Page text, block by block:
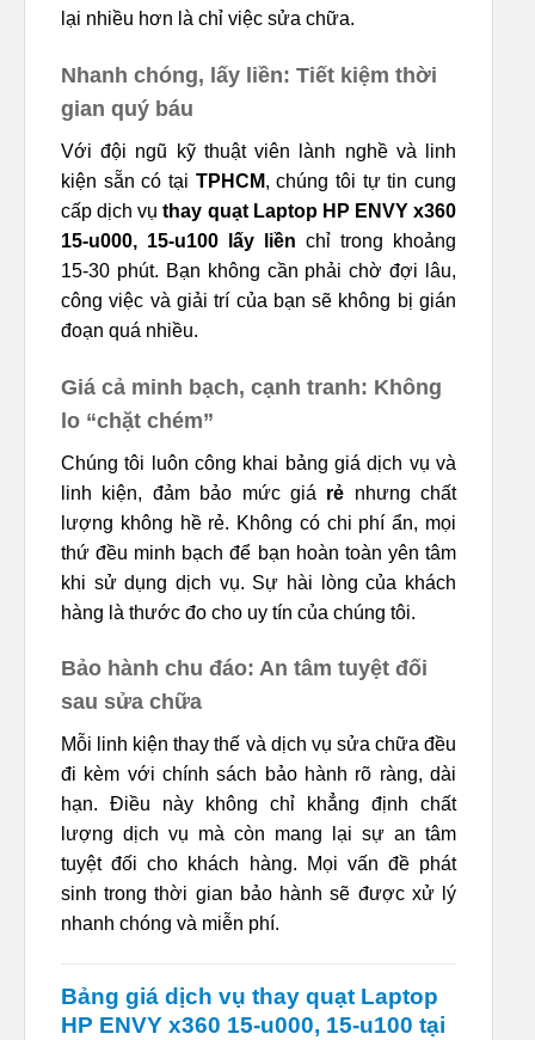
lại nhiều hơn là chỉ việc sửa chữa.
Nhanh chóng, lấy liền: Tiết kiệm thời
gian quý báu
Với đội ngũ kỹ thuật viên lành nghề và linh
kiện sẵn có tại TPHCM, chúng tôi tự tin cung
cấp dịch vụthay quạt Laptop HP ENVY x360
15-u000, 15-u100 lấy liền chỉ trong khoảng
15-30 phút. Bạn không cần phải chờ đợi lâu,
công việc và giải trí của bạn sẽ không bị gián
đoạn quá nhiều.
Giá cả minh bạch, cạnh tranh: Không
lo “chặt chém”
Chúng tôi luôn công khai bảng giá dịch vụ và
linh kiện, đảm bảo mức giá rẻ nhưng chất
lượng không hề rẻ. Không có chi phí ẩn, mọi
thứ đều minh bạch để bạn hoàn toàn yên tâm
khi sử dụng dịch vụ. Sự hài lòng của khách
hàng là thước đo cho uy tín của chúng tôi.
Bảo hành chu đáo: An tâm tuyệt đối
sau sửa chữa
Mỗi linh kiện thay thế và dịch vụ sửa chữa đều
đi kèm với chính sách bảo hành rõ ràng, dài
hạn. Điều này không chỉ khẳng định chất
lượng dịch vụ mà còn mang lại sự an tâm
tuyệt đối cho khách hàng. Mọi vấn đề phát
sinh trong thời gian bảo hành sẽ được xử lý
nhanh chóng và miễn phí.
Bảng giá dịch vụ thay quạt Laptop
HP ENVY x360 15-u000, 15-u100 tại